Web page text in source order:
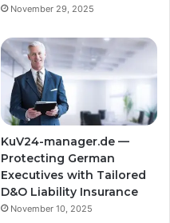
November 29, 2025
KuV24-manager.de —
Protecting German
Executives with Tailored
D&O Liability Insurance
November 10, 2025